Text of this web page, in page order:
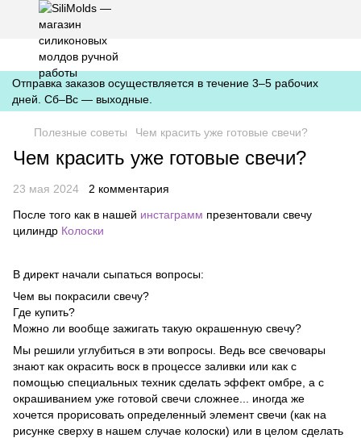
https://silimolds.com.ua//.well-known/apple-developer-merchantid-
domain-association
Отправка заказов осуществляется в течение 3–5 рабочих
дней. Сб–Вс — выходные.
Полезные советы Чем красить уже готовые свечи?
Чем красить уже готовые свечи?
23 мая 2024
2 комментария
После того как в нашей инстаграмм презентовали свечу
цилиндр Колоски
В директ начали сыпаться вопросы:
Чем вы покрасили свечу?
Где купить?
Можно ли вообще зажигать такую ​​окрашенную свечу?
Мы решили углубиться в эти вопросы. Ведь все свечовары
знают как окрасить воск в процессе заливки или как с
помощью специальных техник сделать эффект омбре, а с
окрашиванием уже готовой свечи сложнее... иногда же
хочется прорисовать определенный элемент свечи (как на
рисунке сверху в нашем случае колоски) или в целом сделать